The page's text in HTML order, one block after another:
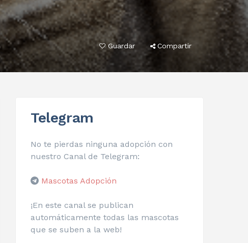
Guardar Compartir
Telegram
No te pierdas ninguna adopción con
nuestro Canal de Telegram:
Mascotas Adopción
¡En este canal se publican
automáticamente todas las mascotas
que se suben a la web!